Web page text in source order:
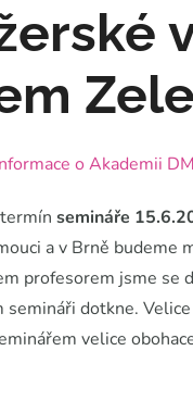
o Akademii DM
semináře
a v Brně budeme
profesorem jsme se
semináři dotkne.
velice